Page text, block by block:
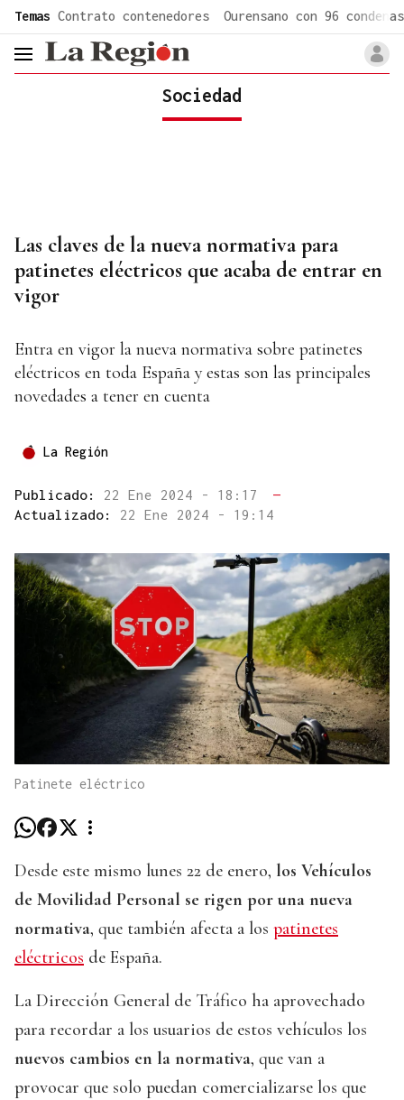
Temas Contrato contenedores Ourensano con 96 condenas
header.menu.open
Sociedad
Las claves de la nueva normativa para
patinetes eléctricos que acaba de entrar en
vigor
Entra en vigor la nueva normativa sobre patinetes
eléctricos en toda España y estas son las principales
novedades a tener en cuenta
La Región
Publicado: 22 Ene 2024 - 18:17
—
Actualizado: 22 Ene 2024 - 19:14
Patinete eléctrico
Desde este mismo lunes 22 de enero, los Vehículos
de Movilidad Personal se rigen por una nueva
normativa, que también afecta a los patinetes
eléctricos de España.
La Dirección General de Tráfico ha aprovechado
para recordar a los usuarios de estos vehículos los
nuevos cambios en la normativa, que van a
provocar que solo puedan comercializarse los que